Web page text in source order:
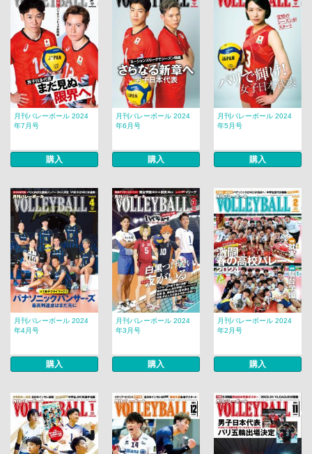
月刊バレーボール 2024
年7月号
購入
月刊バレーボール 2024
年6月号
購入
月刊バレーボール 2024
年5月号
購入
月刊バレーボール 2024
年4月号
購入
月刊バレーボール 2024
年3月号
購入
月刊バレーボール 2024
年2月号
購入